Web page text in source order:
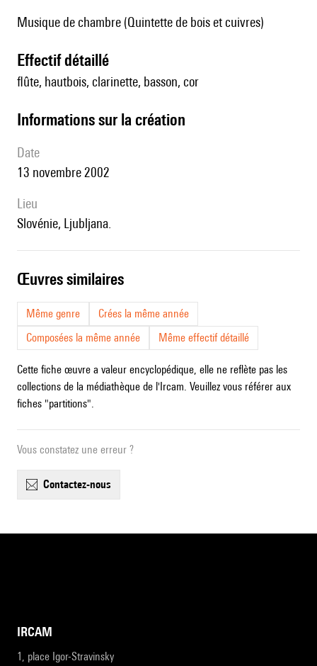
Musique de chambre (Quintette de bois et cuivres)
effectif détaillé
flûte, hautbois, clarinette, basson, cor
informations sur la création
date
13 novembre 2002
lieu
Slovénie, Ljubljana.
œuvres similaires
Même genre
Crées la même année
Composées la même année
Même effectif détaillé
Cette fiche œuvre a valeur encyclopédique, elle ne reflète pas les
collections de la médiathèque de l'Ircam. Veuillez vous référer aux
fiches "partitions".
Vous constatez une erreur ?
contactez-nous
IRCAM
1, place Igor-Stravinsky